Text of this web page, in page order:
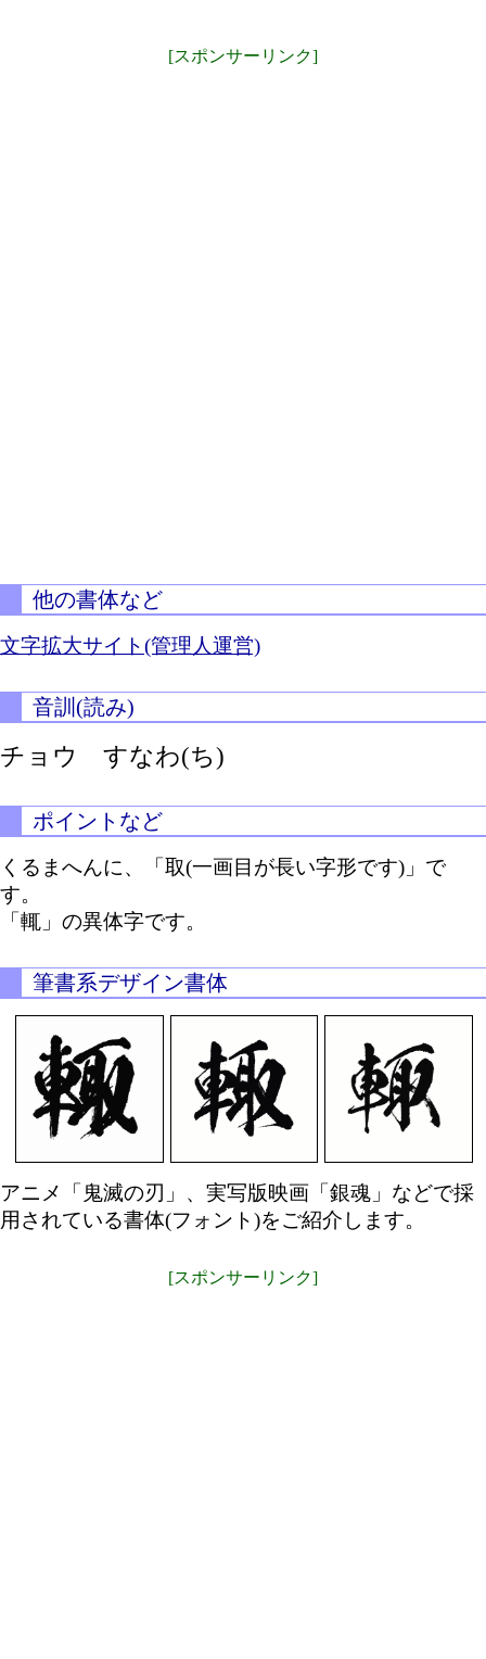
[スポンサーリンク]
他の書体など
文字拡大サイト(管理人運営)
音訓(読み)
チョウ すなわ(ち)
ポイントなど
くるまへんに、「取(一画目が長い字形です)」で
す。
「輒」の異体字です。
筆書系デザイン書体
アニメ「鬼滅の刃」、実写版映画「銀魂」などで採
用されている書体(フォント)をご紹介します。
[スポンサーリンク]